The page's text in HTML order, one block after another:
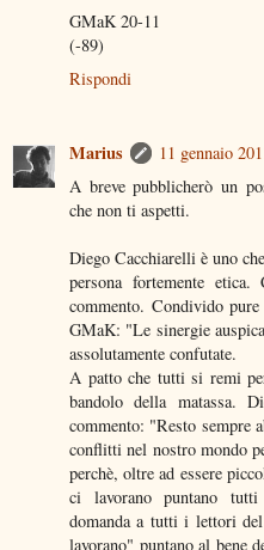
GMaK 20-11
(-89)
Rispondi
Marius
11 gennaio
A breve pubblicherò un
che non ti aspetti.
Diego Cacchiarelli è uno
persona fortemente
commento. Condivido
GMaK: "Le sinergie
assolutamente confutate.
A patto che tutti si remi
bandolo della matassa.
commento: "Resto sempre
conflitti nel nostro mondo
perchè, oltre ad essere
ci lavorano puntano
domanda a tutti i lettori
lavorano" puntano al bene